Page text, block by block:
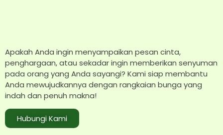
Apakah Anda ingin menyampaikan pesan cinta,
penghargaan, atau sekadar ingin memberikan senyuman
pada orang yang Anda sayangi? Kami siap membantu
Anda mewujudkannya dengan rangkaian bunga yang
indah dan penuh makna!
Hubungi Kami